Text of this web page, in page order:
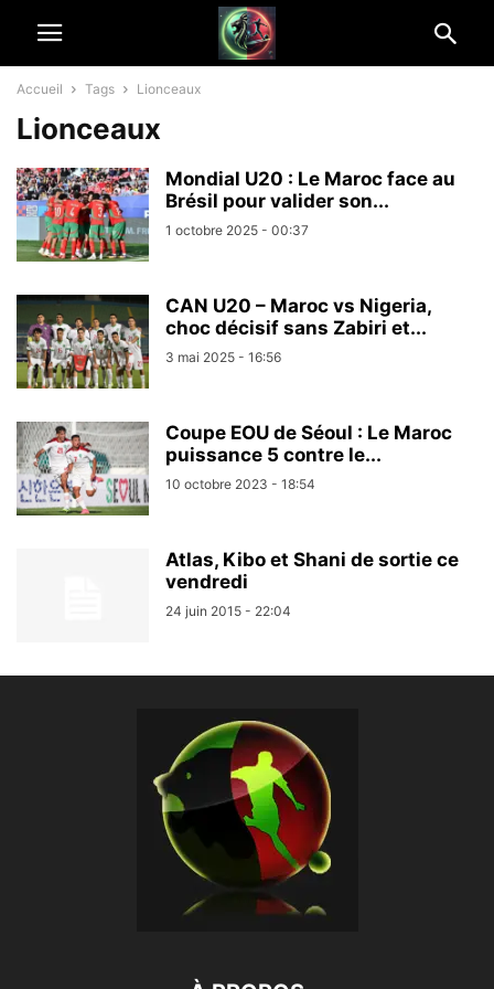
Accueil Tags Lionceaux
Lionceaux
Mondial U20 : Le Maroc face au
Brésil pour valider son...
1 octobre 2025 - 00:37
CAN U20 – Maroc vs Nigeria,
choc décisif sans Zabiri et...
3 mai 2025 - 16:56
Coupe EOU de Séoul : Le Maroc
puissance 5 contre le...
10 octobre 2023 - 18:54
Atlas, Kibo et Shani de sortie ce
vendredi
24 juin 2015 - 22:04